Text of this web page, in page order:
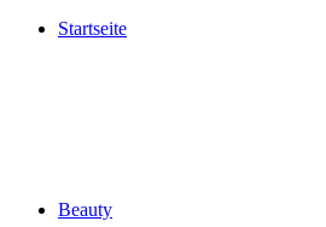
Startseite
Beauty